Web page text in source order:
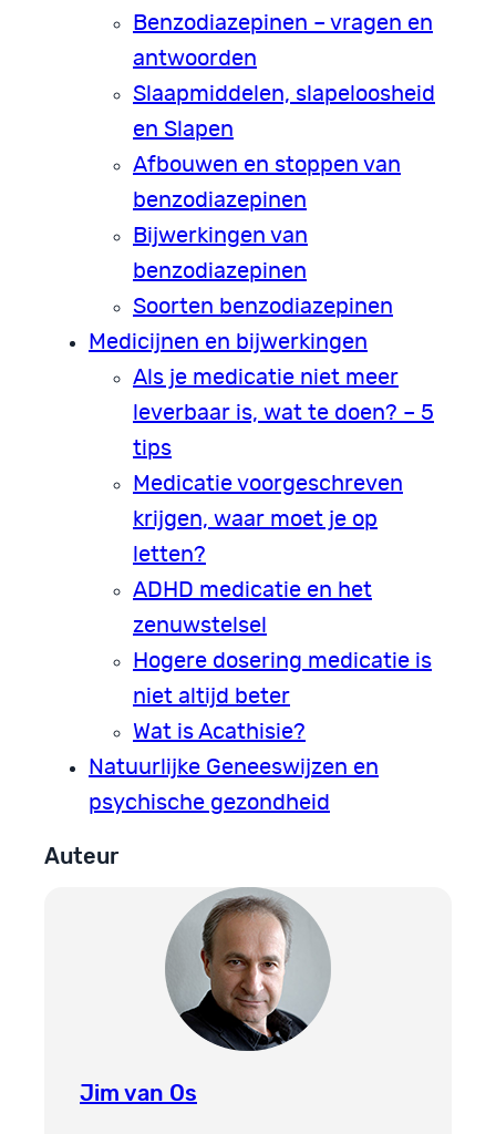
Benzodiazepinen – vragen en
antwoorden
Slaapmiddelen, slapeloosheid
en Slapen
Afbouwen en stoppen van
benzodiazepinen
Bijwerkingen van
benzodiazepinen
Soorten benzodiazepinen
Medicijnen en bijwerkingen
Als je medicatie niet meer
leverbaar is, wat te doen? – 5
tips
Medicatie voorgeschreven
krijgen, waar moet je op
letten?
ADHD medicatie en het
zenuwstelsel
Hogere dosering medicatie is
niet altijd beter
Wat is Acathisie?
Natuurlijke Geneeswijzen en
psychische gezondheid
Auteur
Jim van Os